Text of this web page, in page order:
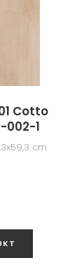
Cotto
002-1
cm